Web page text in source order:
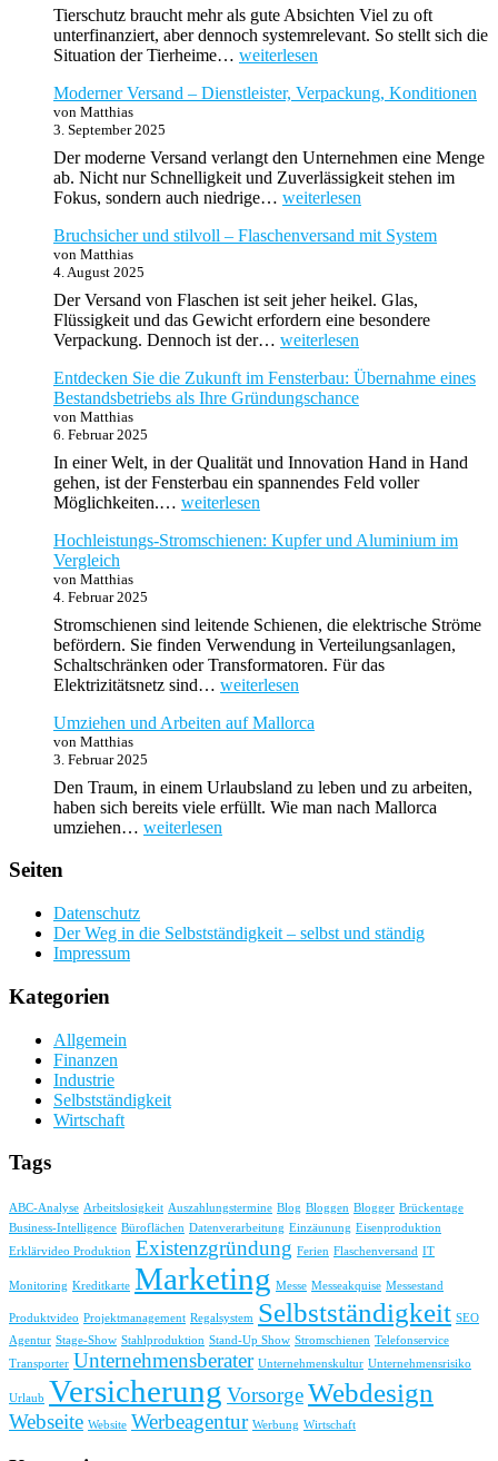
zu
Innovation
Tierschutz braucht mehr als gute Absichten Viel zu oft
unterfinanziert, aber dennoch systemrelevant. So stellt sich die
Situation der Tierheime… Mehr
Spenden:
den
Tierschutz
verändert
weiterlesen
Moderner Versand – Dienstleister, Verpackung, Konditionen
von Matthias
3. September 2025
Der moderne Versand verlangt den Unternehmen eine Menge
ab. Nicht nur Schnelligkeit und Zuverlässigkeit stehen im
Fokus, sondern auch niedrige… Moderner
–
Konditionen
weiterlesen
Bruchsicher und stilvoll – Flaschenversand mit System
von Matthias
4. August 2025
Der Versand von Flaschen ist seit jeher heikel. Glas,
Flüssigkeit und das Gewicht erfordern eine besondere
Verpackung. Dennoch ist der… Bruchsicher
stilvoll
–
System
weiterlesen
Entdecken Sie die Zukunft im Fensterbau: Übernahme eines
Bestandsbetriebs als Ihre Gründungschance
von Matthias
6. Februar 2025
In einer Welt, in der Qualität und Innovation Hand in Hand
gehen, ist der Fensterbau ein spannendes Feld voller
Möglichkeiten.… Entdecken
die
Übernahme
eines
Bestandsbetriebs
als
Gründungschance
weiterlesen
Hochleistungs-Stromschienen: Kupfer und Aluminium im
Vergleich
von Matthias
4. Februar 2025
Stromschienen sind leitende Schienen, die elektrische Ströme
befördern. Sie finden Verwendung in Verteilungsanlagen,
Schaltschränken oder Transformatoren. Für das
Elektrizitätsnetz sind… Hochleistungs-
Kupfer
im
Vergleich
weiterlesen
Umziehen und Arbeiten auf Mallorca
von Matthias
3. Februar 2025
Den Traum, in einem Urlaubsland zu leben und zu arbeiten,
haben sich bereits viele erfüllt. Wie man nach Mallorca
umziehen… Umziehen
weiterlesen
Seiten
Datenschutz
Der Weg in die Selbstständigkeit – selbst und ständig
Impressum
Kategorien
Allgemein
Finanzen
Industrie
Selbstständigkeit
Wirtschaft
Tags
ABC-Analyse Arbeitslosigkeit Auszahlungstermine Blog Bloggen Blogger Brückentage
Business-Intelligence Büroflächen Datenverarbeitung Einzäunung Eisenproduktion
Erklärvideo Produktion Existenzgründung Ferien Flaschenversand IT
Monitoring Kreditkarte Marketing Messe Messeakquise Messestand
Produktvideo Projektmanagement Regalsystem Selbstständigkeit SEO
Agentur Stage-Show Stahlproduktion Stand-Up Show Stromschienen Telefonservice
Transporter Unternehmensberater Unternehmenskultur Unternehmensrisiko
Urlaub Versicherung VorsorgeWebdesign
Webseite Website Werbeagentur Werbung Wirtschaft